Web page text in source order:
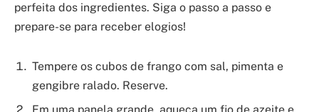
perfeita dos ingredientes. Siga o passo a passo e
prepare-se para receber elogios!
Tempere os cubos de frango com sal, pimenta e
gengibre ralado. Reserve.